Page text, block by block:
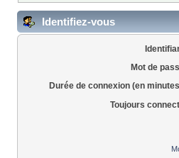
Identifiez-vous
Mot de
Durée de connexion (en
Toujours